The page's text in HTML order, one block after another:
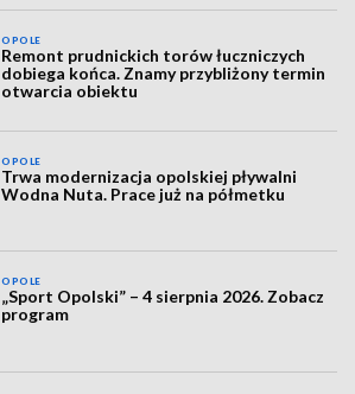
OPOLE
Remont prudnickich torów łuczniczych
dobiega końca. Znamy przybliżony termin
otwarcia obiektu
OPOLE
Trwa modernizacja opolskiej pływalni
Wodna Nuta. Prace już na półmetku
OPOLE
„Sport Opolski” – 4 sierpnia 2026. Zobacz
program